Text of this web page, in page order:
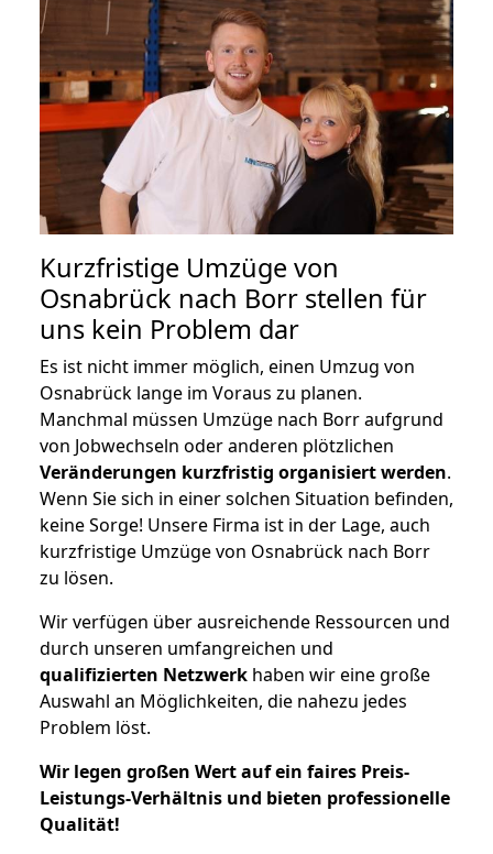
Kurzfristige Umzüge von
Osnabrück nach Borr stellen für
uns kein Problem dar
Es ist nicht immer möglich, einen Umzug von
Osnabrück lange im Voraus zu planen.
Manchmal müssen Umzüge nach Borr aufgrund
von Jobwechseln oder anderen plötzlichen
Veränderungen kurzfristig organisiert werden.
Wenn Sie sich in einer solchen Situation befinden,
keine Sorge! Unsere Firma ist in der Lage, auch
kurzfristige Umzüge von Osnabrück nach Borr
zu lösen.
Wir verfügen über ausreichende Ressourcen und
durch unseren umfangreichen und
qualifizierten Netzwerk haben wir eine große
Auswahl an Möglichkeiten, die nahezu jedes
Problem löst.
Wir legen großen Wert auf ein faires Preis-
Leistungs-Verhältnis und bieten professionelle
Qualität!